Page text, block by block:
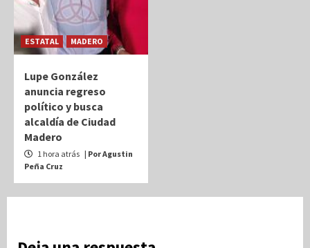
ESTATAL MADERO
Lupe González
anuncia regreso
político y busca
alcaldía de Ciudad
Madero
1 hora atrás | Por Agustin
Peña Cruz